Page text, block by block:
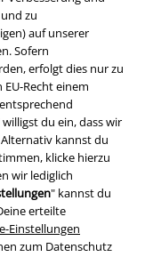
zu
auf unserer
Sofern
erfolgt dies nur zu
Recht einem
willigst du ein, dass wir
kannst du
klicke hierzu
wir lediglich
" kannst du
erteilte
Einstellungen
zum Datenschutz